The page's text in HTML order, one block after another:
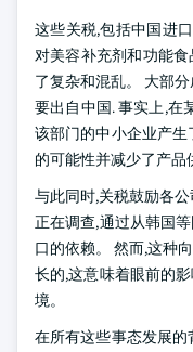
这些关税,包括中国进
对美容补充剂和功能
了复杂和混乱。 大部
要出自中国. 事实上,在
该部门的中小企业产
的可能性并减少了产品
与此同时,关税鼓励各
正在调查,通过从韩国
口的依赖。 然而,这种
长的,这意味着眼前的
境。
在所有这些事态发展的